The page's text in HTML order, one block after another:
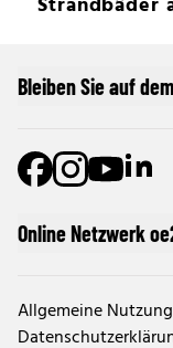
Online Netzwerk
Allgemeine
Bleiben Sie auf